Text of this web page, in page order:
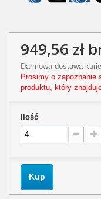
949,56 zł
Darmowa dostawa
Prosimy o zapoznanie
produktu, który
Ilość
Kup